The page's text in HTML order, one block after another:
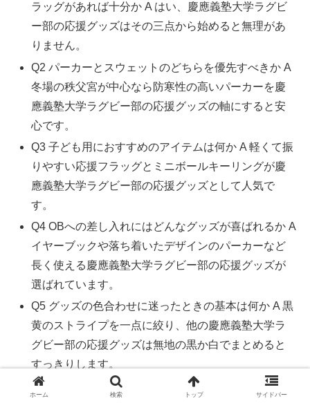
ラッグがあれば十分か A はい、慶應義塾大学ラグビ
ー部の応援グッズはその三点から始めると無理があ
りません。
Q2 パーカーとスウェットのどちらを優先すべきか A
冬場の秩父宮が中心なら防寒性の高いパーカーを慶
應義塾大学ラグビー部の応援グッズの軸にすると安
心です。
Q3 子ども用におすすめのアイテムは何か A 軽くて振
りやすい応援フラッグとミニボールキーリングが慶
應義塾大学ラグビー部の応援グッズとして人気で
す。
Q4 OBへの差し入れにはどんなグッズが喜ばれるか A
イヤーブックや落ち着いたデザインのパーカーなど
長く使える慶應義塾大学ラグビー部の応援グッズが
選ばれています。
Q5 グッズの色合わせに迷ったときの基本は何か A 黒
黄のストライプを一点に絞り、他の慶應義塾大学ラ
グビー部の応援グッズは無地の黒か白でまとめると
すっきりします。
Q6 自宅観戦でも購入するメリットはあるか A はい、
ホーム 検索 トップ サイドバー